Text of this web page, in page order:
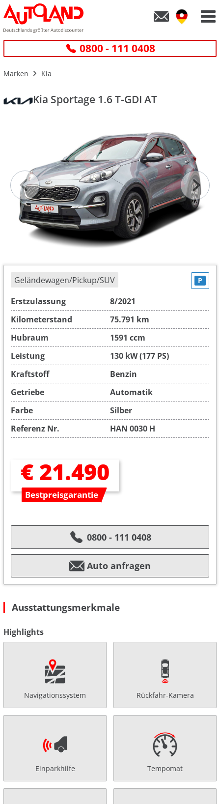
0800 - 111 0408
Marken Kia
Kia Sportage 1.6 T-GDI AT
Geländewagen/Pickup/SUV P
Erstzulassung
8/2021
Kilometerstand
75.791 km
Hubraum
1591 ccm
Leistung
130 kW (177 PS)
Kraftstoff
Benzin
Getriebe
Automatik
Farbe
Silber
Referenz Nr.
HAN 0030 H
€ 21.490
Bestpreisgarantie
0800 - 111 0408
Auto anfragen
Ausstattungsmerkmale
Highlights
Navigationssystem Rückfahr-Kamera
Einparkhilfe Tempomat